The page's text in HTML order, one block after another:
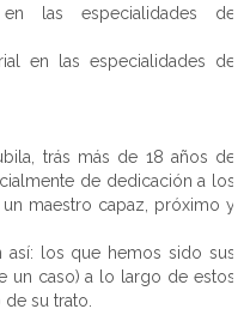
en las especialidades de
en las especialidades de
trás más de 18 años de
de dedicación a los
maestro capaz, próximo y
los que hemos sido sus
un caso) a lo largo de estos
su trato.